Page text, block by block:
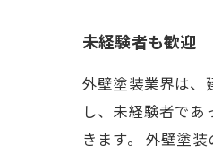
未経験者も歓迎
外壁塗装業界は、
し、未経験者で
きます。 外壁塗